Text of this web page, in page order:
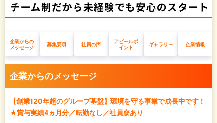
企業からの
メッセージ
募集要項 社員の声
アピールポ
イント
ギャラリー 企業情報
企業からのメッセージ
【創業120年超のグループ基盤】環境を守る事業で成長中です！
★賞与実績4ヵ月分／転勤なし／社員寮あり